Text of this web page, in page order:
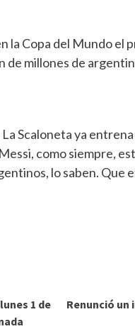
la Copa del Mundo el
de millones de
Scaloneta ya
como siempre,
lo saben. Que
1 de
Renunció